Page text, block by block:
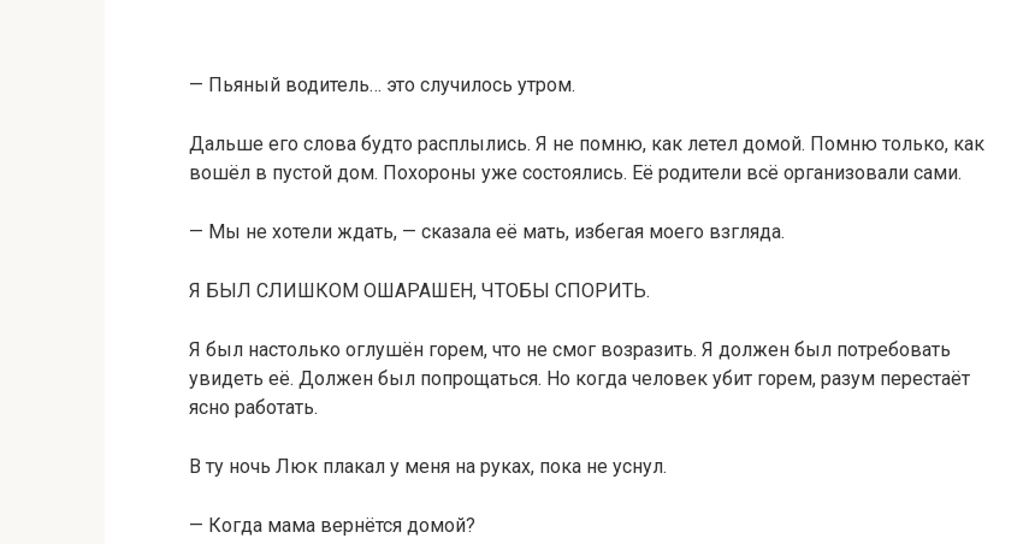
— Пьяный водитель… это случилось утром.
Дальше его слова будто расплылись. Я не помню, как летел домой. Помню только, как
вошёл в пустой дом. Похороны уже состоялись. Её родители всё организовали сами.
— Мы не хотели ждать, — сказала её мать, избегая моего взгляда.
Я БЫЛ СЛИШКОМ ОШАРАШЕН, ЧТОБЫ СПОРИТЬ.
Я был настолько оглушён горем, что не смог возразить. Я должен был потребовать
увидеть её. Должен был попрощаться. Но когда человек убит горем, разум перестаёт
ясно работать.
В ту ночь Люк плакал у меня на руках, пока не уснул.
— Когда мама вернётся домой?